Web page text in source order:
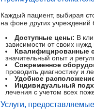
Каждый пациент, выбирая
на фоне других учреждений
Доступные цены: В
зависимости от своих нужд
Квалифицированные
значительный опыт и
Современное
проводить диагностику и
Удобное
Индивидуальный
лечения с учетом всех
Услуги,